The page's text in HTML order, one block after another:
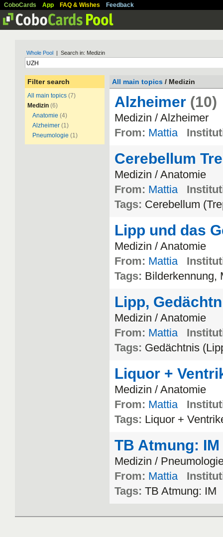
CoboCards App FAQ & Wishes Feedback
Whole Pool | Search in: Medizin
Filter search
All main topics (7)
Medizin (6)
Anatomie (4)
Alzheimer (1)
Pneumologie (1)
All main topics / Medizin
Alzheimer (10)
Medizin / Alzheimer
From: Mattia
Cerebellum
Medizin / Anatomie
From: Mattia
Tags: Cerebellum
Lipp und das
Medizin / Anatomie
From: Mattia
Tags: Bilderkennung,
Lipp,
Medizin / Anatomie
From: Mattia
Tags: Gedächtnis
Liquor +
Medizin / Anatomie
From: Mattia
Tags: Liquor +
TB Atmung:
Medizin /
From: Mattia
Tags: TB Atmung: IM